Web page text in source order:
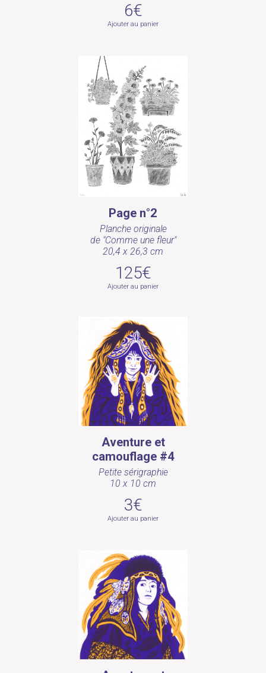
6€
Ajouter au panier
Page n°2
Planche originale
de "Comme une fleur"
20,4 x 26,3 cm
125€
Ajouter au panier
Aventure et
camouflage #4
Petite sérigraphie
10 x 10 cm
3€
Ajouter au panier